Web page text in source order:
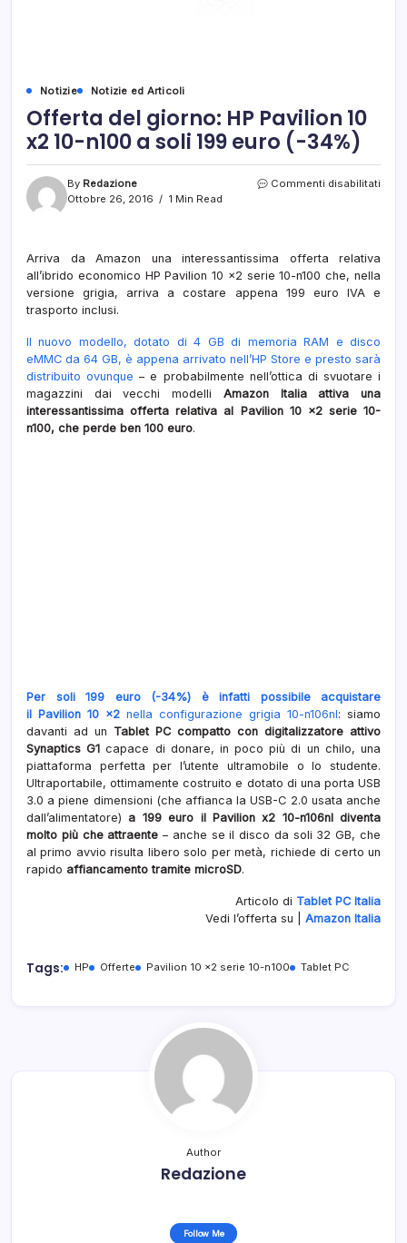
Notizie Notizie ed Articoli
Offerta del giorno: HP Pavilion 10
x2 10-n100 a soli 199 euro (-34%)
By Redazione
Ottobre 26, 2016
1 Min Read
Commenti disabilitati
(-
Arriva da Amazon una interessantissima offerta relativa
all’ibrido economico HP Pavilion 10 x2 serie 10-n100 che, nella
versione grigia, arriva a costare appena 199 euro IVA e
trasporto inclusi.
Il nuovo modello, dotato di 4 GB di memoria RAM e disco
eMMC da 64 GB, è appena arrivato nell’HP Store e presto sarà
distribuito ovunque – e probabilmente nell’ottica di svuotare i
magazzini dai vecchi modelli Amazon Italia attiva una
interessantissima offerta relativa al Pavilion 10 x2 serie 10-
n100, che perde ben 100 euro.
Per soli 199 euro (-34%) è infatti possibile acquistare
il Pavilion 10 x2 nella configurazione grigia 10-n106nl: siamo
davanti ad un Tablet PC compatto con digitalizzatore attivo
Synaptics G1 capace di donare, in poco più di un chilo, una
piattaforma perfetta per l’utente ultramobile o lo studente.
Ultraportabile, ottimamente costruito e dotato di una porta USB
3.0 a piene dimensioni (che affianca la USB-C 2.0 usata anche
dall’alimentatore)a 199 euro il Pavilion x2 10-n106nl diventa
molto più che attraente – anche se il disco da soli 32 GB, che
al primo avvio risulta libero solo per metà, richiede di certo un
rapido affiancamento tramite microSD.
Articolo di Tablet PC Italia
Vedi l’offerta su | Amazon Italia
Tags: HP Offerte Pavilion 10 x2 serie 10-n100 Tablet PC
Author
Redazione
Follow Me